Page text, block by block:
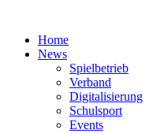
Home
News
Spielbetrieb
Verband
Digitalisierung
Schulsport
Events